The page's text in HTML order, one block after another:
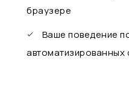
браузере
Ваше поведение
автоматизированных